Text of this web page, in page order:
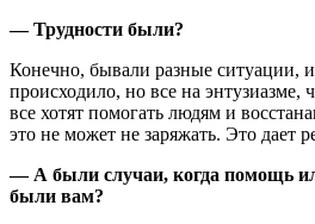
— Трудности были?
Конечно, бывали разные ситуации,
происходило, но все на энтузиазме,
все хотят помогать людям и
это не может не заряжать. Это дает
— А были случаи, когда помощь
были вам?